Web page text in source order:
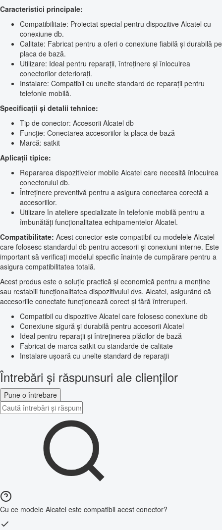
Caracteristici principale:
Compatibilitate: Proiectat special pentru dispozitive Alcatel cu
conexiune db.
Calitate: Fabricat pentru a oferi o conexiune fiabilă și durabilă pe
placa de bază.
Utilizare: Ideal pentru reparații, întreținere și înlocuirea
conectorilor deteriorați.
Instalare: Compatibil cu unelte standard de reparații pentru
telefonie mobilă.
Specificații și detalii tehnice:
Tip de conector: Accesorii Alcatel db
Funcție: Conectarea accesoriilor la placa de bază
Marcă: satkit
Aplicații tipice:
Repararea dispozitivelor mobile Alcatel care necesită înlocuirea
conectorului db.
Întreținere preventivă pentru a asigura conectarea corectă a
accesoriilor.
Utilizare în ateliere specializate în telefonie mobilă pentru a
îmbunătăți funcționalitatea echipamentelor Alcatel.
Compatibilitate: Acest conector este compatibil cu modelele Alcatel
care folosesc standardul db pentru accesorii și conexiuni interne. Este
important să verificați modelul specific înainte de cumpărare pentru a
asigura compatibilitatea totală.
Acest produs este o soluție practică și economică pentru a menține
sau restabili funcționalitatea dispozitivului dvs. Alcatel, asigurând că
accesoriile conectate funcționează corect și fără întreruperi.
Compatibil cu dispozitive Alcatel care folosesc conexiune db
Conexiune sigură și durabilă pentru accesorii Alcatel
Ideal pentru reparații și întreținerea plăcilor de bază
Fabricat de marca satkit cu standarde de calitate
Instalare ușoară cu unelte standard de reparații
Întrebări și răspunsuri ale clienților
Pune o întrebare
Cu ce modele Alcatel este compatibil acest conector?